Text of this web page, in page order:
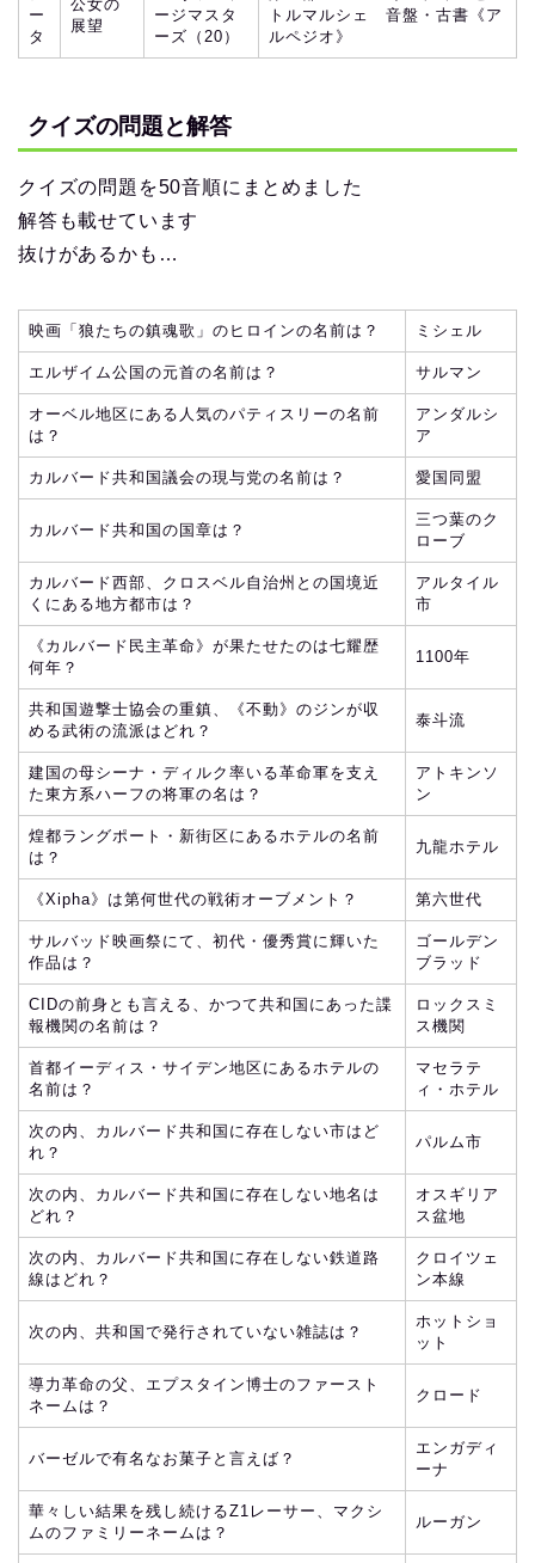
ー
タ
公女の
展望
ージマスタ
ーズ（20）
トルマルシェ 音盤・古書《ア
ルペジオ》
クイズの問題と解答
クイズの問題を50音順にまとめました
解答も載せています
抜けがあるかも…
映画「狼たちの鎮魂歌」のヒロインの名前は？ ミシェル
エルザイム公国の元首の名前は？ サルマン
オーベル地区にある人気のパティスリーの名前
は？
アンダルシ
ア
カルバード共和国議会の現与党の名前は？ 愛国同盟
カルバード共和国の国章は？
三つ葉のク
ローブ
カルバード西部、クロスベル自治州との国境近
くにある地方都市は？
アルタイル
市
《カルバード民主革命》が果たせたのは七耀歴
何年？
1100年
共和国遊撃士協会の重鎮、《不動》のジンが収
める武術の流派はどれ？
泰斗流
建国の母シーナ・ディルク率いる革命軍を支え
た東方系ハーフの将軍の名は？
アトキンソ
ン
煌都ラングポート・新街区にあるホテルの名前
は？
九龍ホテル
《Xipha》は第何世代の戦術オーブメント？ 第六世代
サルバッド映画祭にて、初代・優秀賞に輝いた
作品は？
ゴールデン
ブラッド
CIDの前身とも言える、かつて共和国にあった諜
報機関の名前は？
ロックスミ
ス機関
首都イーディス・サイデン地区にあるホテルの
名前は？
マセラテ
ィ・ホテル
次の内、カルバード共和国に存在しない市はど
れ？
パルム市
次の内、カルバード共和国に存在しない地名は
どれ？
オスギリア
ス盆地
次の内、カルバード共和国に存在しない鉄道路
線はどれ？
クロイツェ
ン本線
次の内、共和国で発行されていない雑誌は？
ホットショ
ット
導力革命の父、エプスタイン博士のファースト
ネームは？
クロード
バーゼルで有名なお菓子と言えば？
エンガディ
ーナ
華々しい結果を残し続けるZ1レーサー、マクシ
ムのファミリーネームは？
ルーガン